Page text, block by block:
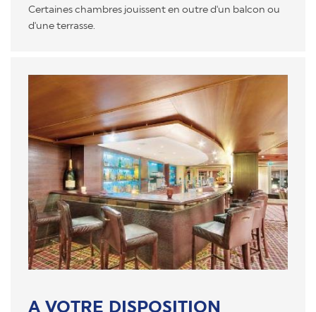
Certaines chambres jouissent en outre d'un balcon ou
d'une terrasse.
A VOTRE DISPOSITION